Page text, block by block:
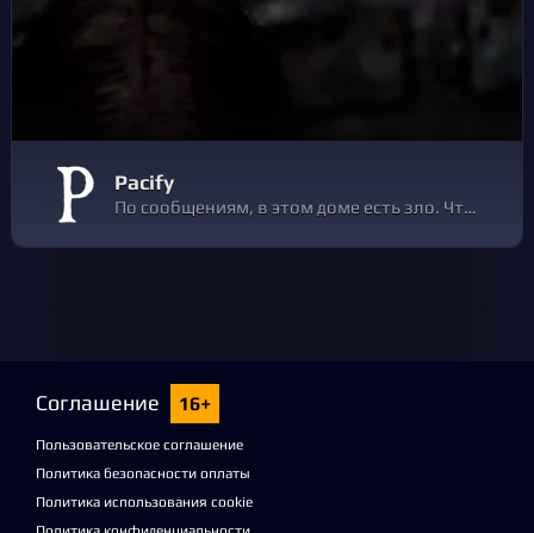
Pacify
По сообщениям, в этом доме есть зло. Что-то о старом похоронном бюро, предлагающем последний шанс поговорить со своими мертвыми близкими. Плюс кое-что о фонарях, смехе, девушке, пропавших людях и т.д... Все жалуются на одно и то же. Собери команду и проверь место.
Соглашение 16+
Пользовательское соглашение
Политика безопасности оплаты
Политика использования cookie